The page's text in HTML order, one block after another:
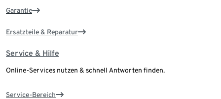
Garantie
Ersatzteile & Reparatur
Service & Hilfe
Online-Services nutzen & schnell Antworten finden.
Service-Bereich